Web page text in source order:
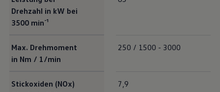
Drehzahl in kW bei
3500 min⁻¹
Max. Drehmoment
in Nm / 1/min
250 / 1500 - 3000
Stickoxiden (NOx)
7,9